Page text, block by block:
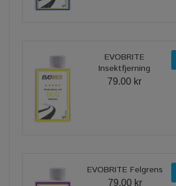
EVOBRITE
Insektfjerning
79.00 kr
EVOBRITE Felgrens
79.00 kr